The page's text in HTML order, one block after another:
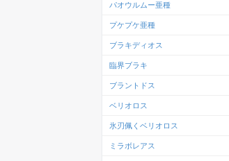
パオウルムー亜種
プケプケ亜種
ブラキディオス
臨界ブラキ
ブラントドス
ベリオロス
氷刃佩くベリオロス
ミラボレアス